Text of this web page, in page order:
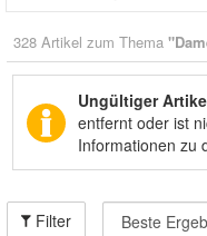
328 Artikel zum Thema
Ungültiger
entfernt oder ist
Informationen zu
Filter